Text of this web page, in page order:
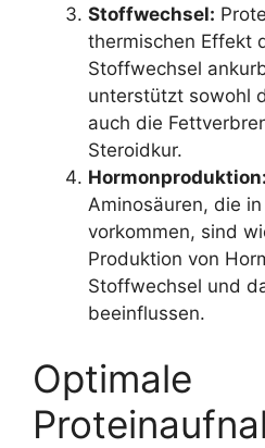
Stoffwechsel:
thermischen Effekt
Stoffwechsel
unterstützt sowohl
auch die
Steroidkur.
Hormonproduktion:
Aminosäuren, die
vorkommen, sind
Produktion von
Stoffwechsel und
beeinflussen.
Optimale